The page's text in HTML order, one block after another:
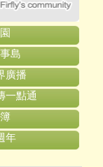
島
廣播
一點通
年